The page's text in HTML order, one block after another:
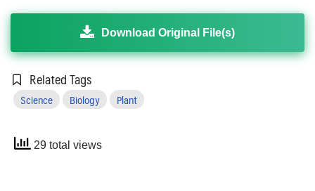
Download Original File(s)
Related Tags
Science Biology Plant
29 total views